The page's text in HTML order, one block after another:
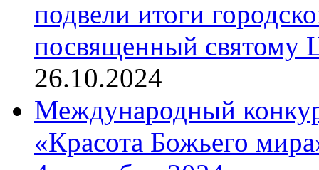
подвели итоги
посвященный святому
26.10.2024
Международный
«Красота Божьего